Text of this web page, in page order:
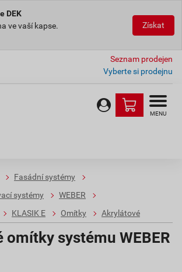
DEK
ve vaší kapse.
Získat
Seznam prodejen
Vyberte si prodejnu
MENU
Fasádní systémy
systémy
WEBER
KLASIK E Omítky Akrylátové
omítky systému WEBER